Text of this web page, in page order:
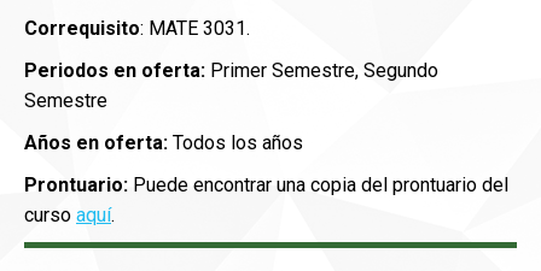
Correquisito: MATE 3031.
Periodos en oferta: Primer Semestre, Segundo
Semestre
Años en oferta: Todos los años
Prontuario: Puede encontrar una copia del prontuario del
curso aquí.